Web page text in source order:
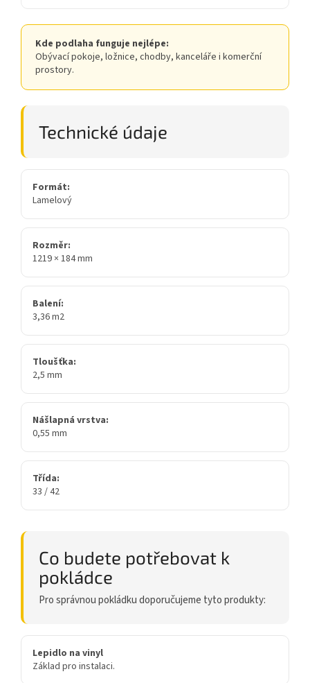
Kde podlaha funguje nejlépe:
Obývací pokoje, ložnice, chodby, kanceláře i komerční
prostory.
Technické údaje
Formát:
Lamelový
Rozměr:
1219 × 184 mm
Balení:
3,36 m2
Tloušťka:
2,5 mm
Nášlapná vrstva:
0,55 mm
Třída:
33 / 42
Co budete potřebovat k
pokládce
Pro správnou pokládku doporučujeme tyto produkty:
Lepidlo na vinyl
Základ pro instalaci.